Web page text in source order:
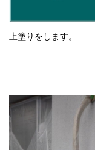
上塗りをします。